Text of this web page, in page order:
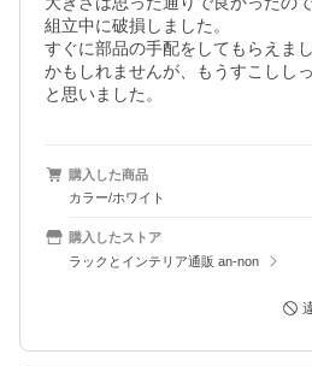
組立中に破損しました。
すぐに部品の手配をしてもらえま
かもしれませんが、もうすこしし
と思いました。
購入した商品
カラー/ホワイト
購入したストア
ラックとインテリア通販 an-non